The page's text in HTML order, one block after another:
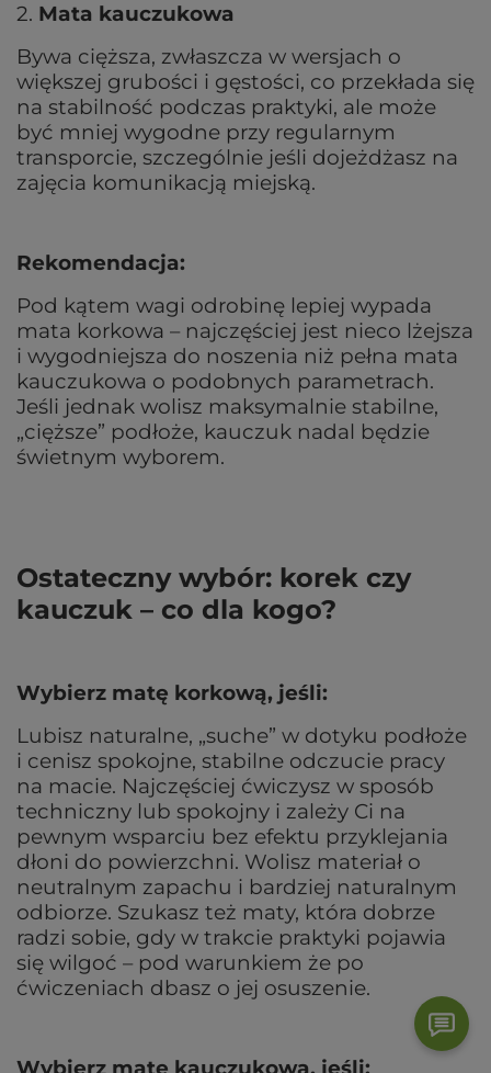
2. Mata kauczukowa
Bywa cięższa, zwłaszcza w wersjach o
większej grubości i gęstości, co przekłada się
na stabilność podczas praktyki, ale może
być mniej wygodne przy regularnym
transporcie, szczególnie jeśli dojeżdżasz na
zajęcia komunikacją miejską.
Rekomendacja:
Pod kątem wagi odrobinę lepiej wypada
mata korkowa – najczęściej jest nieco lżejsza
i wygodniejsza do noszenia niż pełna mata
kauczukowa o podobnych parametrach.
Jeśli jednak wolisz maksymalnie stabilne,
„cięższe” podłoże, kauczuk nadal będzie
świetnym wyborem.
Ostateczny wybór: korek czy
kauczuk – co dla kogo?
Wybierz matę korkową, jeśli:
Lubisz naturalne, „suche” w dotyku podłoże
i cenisz spokojne, stabilne odczucie pracy
na macie. Najczęściej ćwiczysz w sposób
techniczny lub spokojny i zależy Ci na
pewnym wsparciu bez efektu przyklejania
dłoni do powierzchni. Wolisz materiał o
neutralnym zapachu i bardziej naturalnym
odbiorze. Szukasz też maty, która dobrze
radzi sobie, gdy w trakcie praktyki pojawia
się wilgoć – pod warunkiem że po
ćwiczeniach dbasz o jej osuszenie.